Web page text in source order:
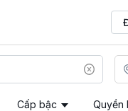
Cấp bậc Quyền